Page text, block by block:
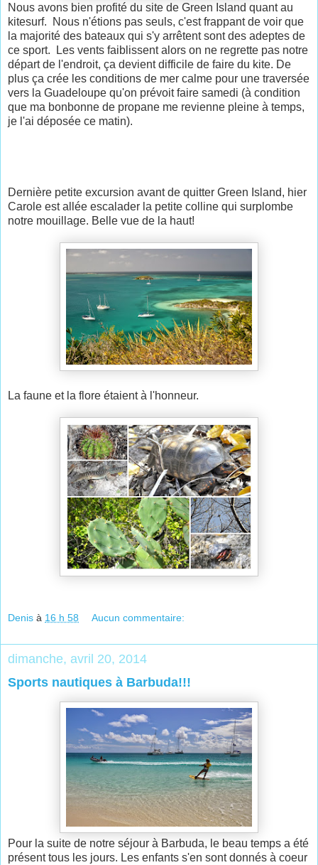
Nous avons bien profité du site de Green Island quant au
kitesurf. Nous n'étions pas seuls, c'est frappant de voir que
la majorité des bateaux qui s'y arrêtent sont des adeptes de
ce sport. Les vents faiblissent alors on ne regrette pas notre
départ de l'endroit, ça devient difficile de faire du kite. De
plus ça crée les conditions de mer calme pour une traversée
vers la Guadeloupe qu'on prévoit faire samedi (à condition
que ma bonbonne de propane me revienne pleine à temps,
je l'ai déposée ce matin).
Dernière petite excursion avant de quitter Green Island, hier
Carole est allée escalader la petite colline qui surplombe
notre mouillage. Belle vue de la haut!
La faune et la flore étaient à l'honneur.
Denis à 16 h 58 Aucun commentaire:
dimanche, avril 20, 2014
Sports nautiques à Barbuda!!!
Pour la suite de notre séjour à Barbuda, le beau temps a été
présent tous les jours. Les enfants s'en sont donnés à coeur